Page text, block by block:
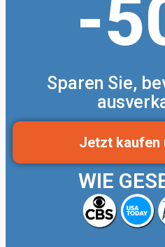
-
Sparen Sie,
Jetzt kaufen
WIE